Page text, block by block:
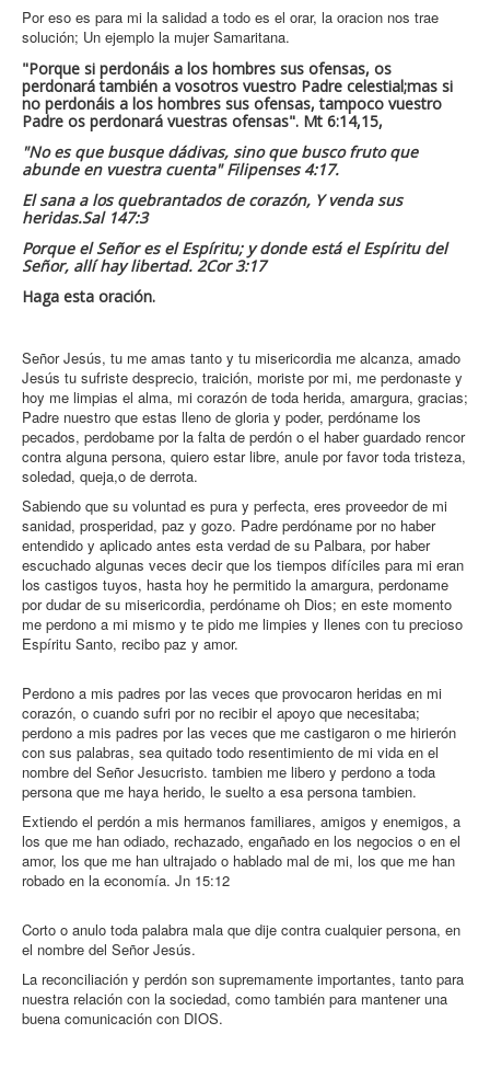
Por eso es para mi la salidad a todo es el orar, la oracion nos trae
solución; Un ejemplo la mujer Samaritana.
"Porque si perdonáis a los hombres sus ofensas, os
perdonará también a vosotros vuestro Padre celestial;mas si
no perdonáis a los hombres sus ofensas, tampoco vuestro
Padre os perdonará vuestras ofensas". Mt 6:14,15,
"No es que busque dádivas, sino que busco fruto que
abunde en vuestra cuenta" Filipenses 4:17.
El sana a los quebrantados de corazón, Y venda sus
heridas.Sal 147:3
Porque el Señor es el Espíritu; y donde está el Espíritu del
Señor, allí hay libertad. 2Cor 3:17
Haga esta oración.
Señor Jesús, tu me amas tanto y tu misericordia me alcanza, amado
Jesús tu sufriste desprecio, traición, moriste por mi, me perdonaste y
hoy me limpias el alma, mi corazón de toda herida, amargura, gracias;
Padre nuestro que estas lleno de gloria y poder, perdóname los
pecados, perdobame por la falta de perdón o el haber guardado rencor
contra alguna persona, quiero estar libre, anule por favor toda tristeza,
soledad, queja,o de derrota.
Sabiendo que su voluntad es pura y perfecta, eres proveedor de mi
sanidad, prosperidad, paz y gozo. Padre perdóname por no haber
entendido y aplicado antes esta verdad de su Palbara, por haber
escuchado algunas veces decir que los tiempos difíciles para mi eran
los castigos tuyos, hasta hoy he permitido la amargura, perdoname
por dudar de su misericordia, perdóname oh Dios; en este momento
me perdono a mi mismo y te pido me limpies y llenes con tu precioso
Espíritu Santo, recibo paz y amor.
Perdono a mis padres por las veces que provocaron heridas en mi
corazón, o cuando sufri por no recibir el apoyo que necesitaba;
perdono a mis padres por las veces que me castigaron o me hirierón
con sus palabras, sea quitado todo resentimiento de mi vida en el
nombre del Señor Jesucristo. tambien me libero y perdono a toda
persona que me haya herido, le suelto a esa persona tambien.
Extiendo el perdón a mis hermanos familiares, amigos y enemigos, a
los que me han odiado, rechazado, engañado en los negocios o en el
amor, los que me han ultrajado o hablado mal de mi, los que me han
robado en la economía. Jn 15:12
Corto o anulo toda palabra mala que dije contra cualquier persona, en
el nombre del Señor Jesús.
La reconciliación y perdón son supremamente importantes, tanto para
nuestra relación con la sociedad, como también para mantener una
buena comunicación con DIOS.